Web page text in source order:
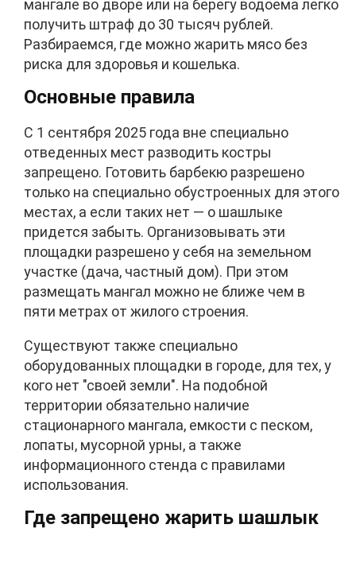
мангале во дворе или на берегу водоема легко
получить штраф до 30 тысяч рублей.
Разбираемся, где можно жарить мясо без
риска для здоровья и кошелька.
Основные правила
С 1 сентября 2025 года вне специально
отведенных мест разводить костры
запрещено. Готовить барбекю разрешено
только на специально обустроенных для этого
местах, а если таких нет — о шашлыке
придется забыть. Организовывать эти
площадки разрешено у себя на земельном
участке (дача, частный дом). При этом
размещать мангал можно не ближе чем в
пяти метрах от жилого строения.
Существуют также специально
оборудованных площадки в городе, для тех, у
кого нет "своей земли". На подобной
территории обязательно наличие
стационарного мангала, емкости с песком,
лопаты, мусорной урны, а также
информационного стенда с правилами
использования.
Где запрещено жарить шашлык